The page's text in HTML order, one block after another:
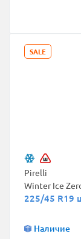
SALE
Pirelli
Winter Ice
225/45 R19
Наличие